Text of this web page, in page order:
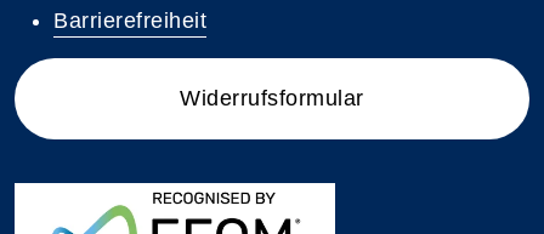
Barrierefreiheit
Widerrufsformular